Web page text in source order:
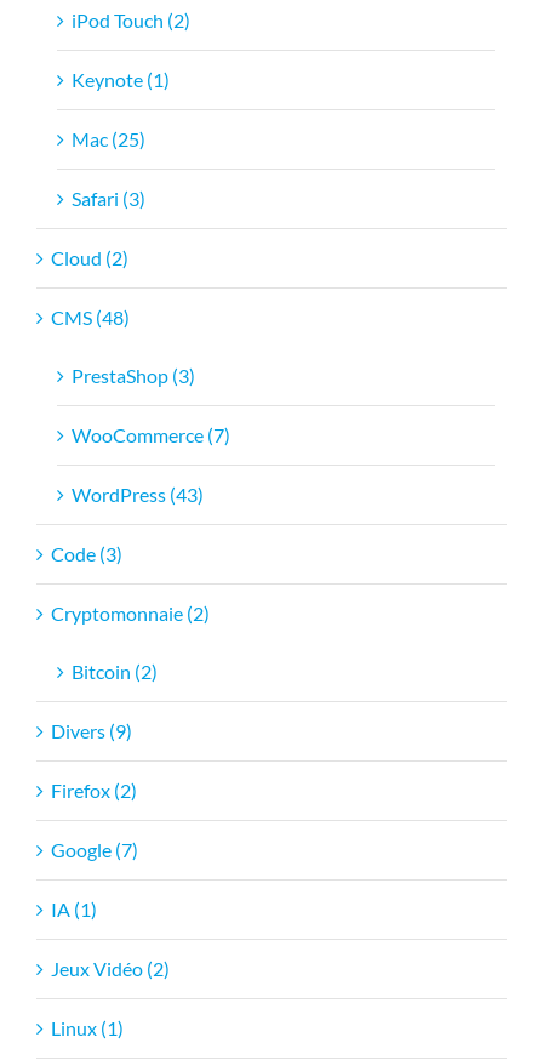
iPod Touch (2)
Keynote (1)
Mac (25)
Safari (3)
Cloud (2)
CMS (48)
PrestaShop (3)
WooCommerce (7)
WordPress (43)
Code (3)
Cryptomonnaie (2)
Bitcoin (2)
Divers (9)
Firefox (2)
Google (7)
IA (1)
Jeux Vidéo (2)
Linux (1)